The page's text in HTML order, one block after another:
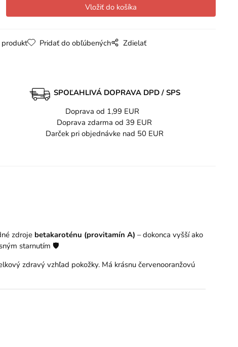
Pridať do obľúbených Zdielať
SPOĽAHLIVÁ DOPRAVA DPD / SPS
Doprava od 1,99 EUR
Doprava zdarma od 39 EUR
Darček pri objednávke nad 50 EUR
zdroje betakaroténu (provitamín A) – dokonca vyšší ako
starnutím 🛡️
zdravý vzhľad pokožky. Má krásnu červenooranžovú